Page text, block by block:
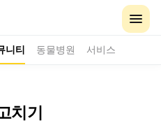
니티 동물병원 서비스
치기